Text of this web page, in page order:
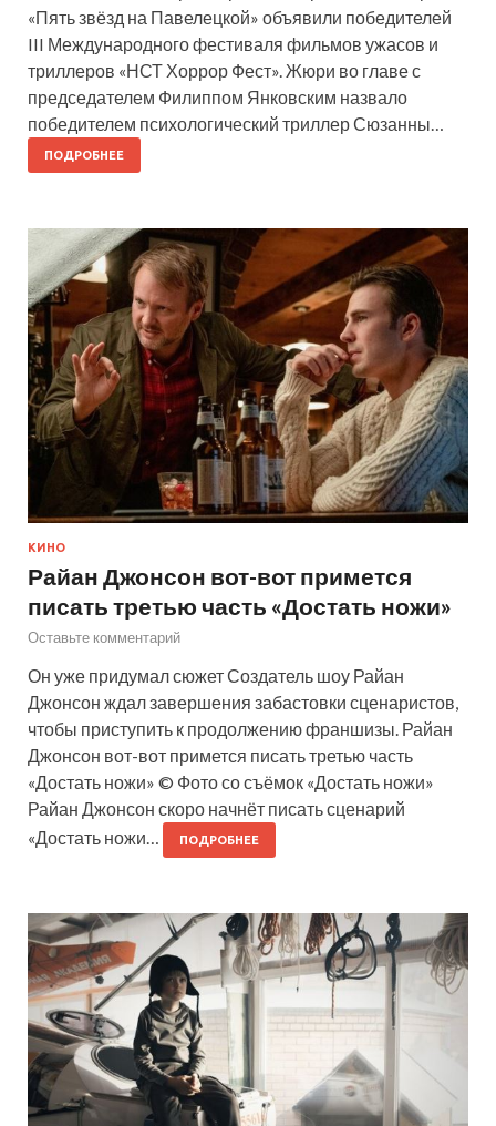
«Пять звёзд на Павелецкой» объявили победителей
III Международного фестиваля фильмов ужасов и
триллеров «НСТ Хоррор Фест». Жюри во главе с
председателем Филиппом Янковским назвало
победителем психологический триллер Сюзанны…
ПОДРОБНЕЕ
КИНО
Райан Джонсон вот-вот примется
писать третью часть «Достать ножи»
Оставьте комментарий
Он уже придумал сюжет Создатель шоу Райан
Джонсон ждал завершения забастовки сценаристов,
чтобы приступить к продолжению франшизы. Райан
Джонсон вот-вот примется писать третью часть
«Достать ножи» © Фото со съёмок «Достать ножи»
Райан Джонсон скоро начнёт писать сценарий
«Достать ножи…
ПОДРОБНЕЕ